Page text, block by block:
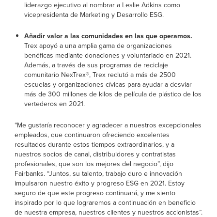
liderazgo ejecutivo al nombrar a Leslie Adkins como
vicepresidenta de Marketing y Desarrollo ESG.
Añadir valor a las comunidades en las que operamos.
Trex apoyó a una amplia gama de organizaciones
benéficas mediante donaciones y voluntariado en 2021.
Además, a través de sus programas de reciclaje
comunitario NexTrex®, Trex reclutó a más de 2500
escuelas y organizaciones cívicas para ayudar a desviar
más de 300 millones de kilos de película de plástico de los
vertederos en 2021.
“Me gustaría reconocer y agradecer a nuestros excepcionales
empleados, que continuaron ofreciendo excelentes
resultados durante estos tiempos extraordinarios, y a
nuestros socios de canal, distribuidores y contratistas
profesionales, que son los mejores del negocio”, dijo
Fairbanks. “Juntos, su talento, trabajo duro e innovación
impulsaron nuestro éxito y progreso ESG en 2021. Estoy
seguro de que este progreso continuará, y me siento
inspirado por lo que lograremos a continuación en beneficio
de nuestra empresa, nuestros clientes y nuestros accionistas”.